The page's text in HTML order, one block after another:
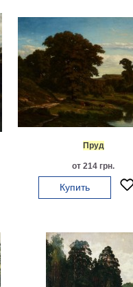
Пруд
от 214 грн.
Купить